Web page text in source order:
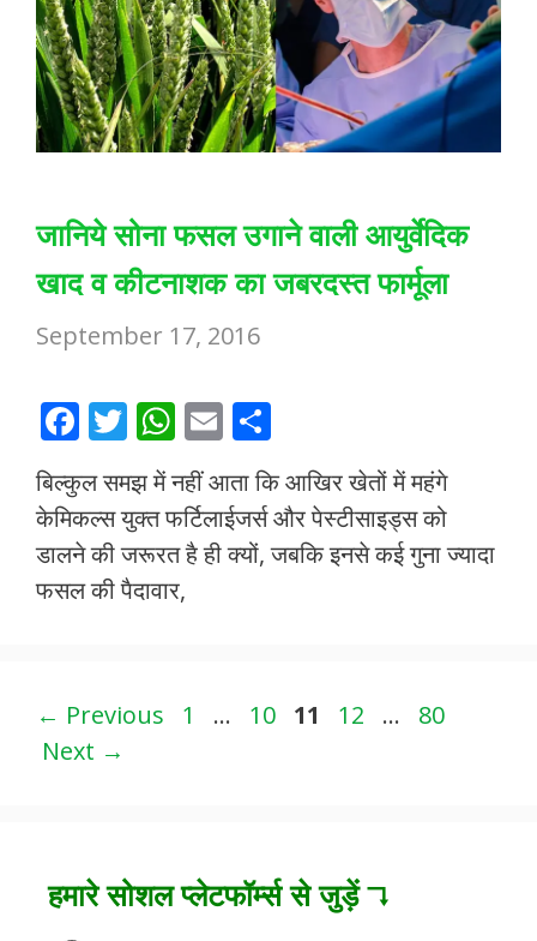
जानिये सोना फसल उगाने वाली आयुर्वेदिक
खाद व कीटनाशक का जबरदस्त फार्मूला
September 17, 2016
F
e
b
o
o
T
w
itt
er
W
h
at
s
A
p
E
m
ai
l
ar
e
बिल्कुल समझ में नहीं आता कि आखिर खेतों में महंगे
केमिकल्स युक्त फर्टिलाईजर्स और पेस्टीसाइड्स को
डालने की जरूरत है ही क्यों, जबकि इनसे कई गुना ज्यादा
फसल की पैदावार,
← Previous Page
1 … Page
10 Page
11 Page
12 … Page
80
Next →
हमारे सोशल प्लेटफॉर्म्स से जुड़ें ↴